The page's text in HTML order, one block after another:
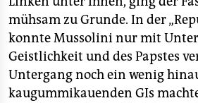
mühsam zu Grunde. In der
konnte Mussolini nur mit
Geistlichkeit und des Papstes
Untergang noch ein wenig
kaugummikauenden GIs